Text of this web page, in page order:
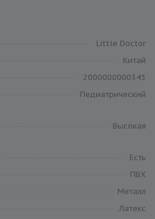
Little Doctor
Китай
2000000000343
Педиатрический
Высокая
Есть
ПВХ
Металл
Латекс